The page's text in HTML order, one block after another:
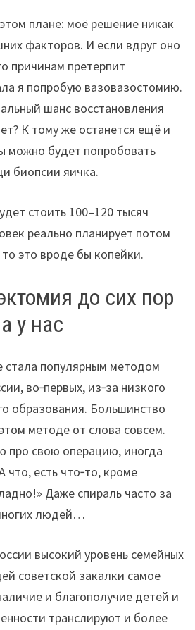
плане: моё решение никак
факторов. И если вдруг оно
причинам претерпит
я попробую вазовазостомию.
шанс восстановления
К тому же останется ещё и
можно будет попробовать
биопсии яичка.
стоить 100–120 тысяч
реально планирует потом
это вроде бы копейки.
до сих пор
у нас
стала популярным методом
во‑первых, из‑за низкого
образования. Большинство
методе от слова совсем.
про свою операцию, иногда
есть что‑то, кроме
Даже спираль часто за
людей…
высокий уровень семейных
советской закалки самое
и благополучие детей и
транслируют и более